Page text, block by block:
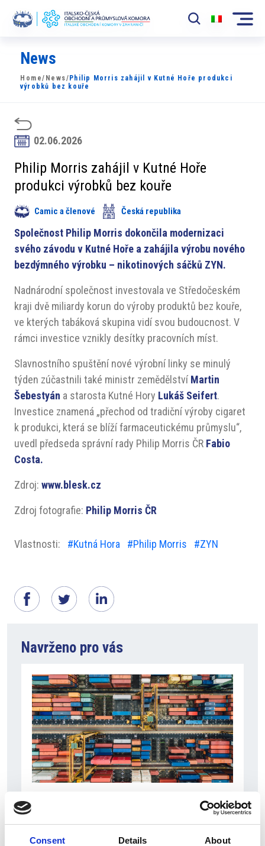
Consent Details About
Komora
News
Rozvoj Trhu
Členové
Partneři
​​Projekty
Členská sekce
News
Home/ News/ Philip Morris zahájil v Kutné Hoře produkci
výrobků bez kouře
02.06.2026
Philip Morris zahájil v Kutné Hoře
produkci výrobků bez kouře
Camic a členové Česká republika
Společnost Philip Morris dokončila modernizaci
svého závodu v Kutné Hoře a zahájila výrobu nového
bezdýmného výrobku – nikotinových sáčků ZYN.
Nadnárodní společnost investovala ve Středočeském
kraji dvě miliardy korun do výroby produktů bez kouře,
ve kterých tabáková skupina vidí svou budoucnost. V
rámci investice vznikly desítky pracovních míst.
Slavnostního spuštění nové výrobní linky se minulý
týden zúčastnili také ministr zemědělstvíMartin
Šebestyán a starosta Kutné Hory Lukáš Seifert.
Investice znamená „přechod od tradiční výroby cigaret
k produkci, která se blíží farmaceutickému průmyslu“,
uvedl předseda správní rady Philip Morris ČR Fabio
Costa.
Zdroj: www.blesk.cz
Zdroj fotografie: Philip Morris ČR
Vlastnosti: #Kutná Hora #Philip Morris #ZYN
Navrženo pro vás
Zahraniční obchod Itálie – ČR v pololetí převýšil